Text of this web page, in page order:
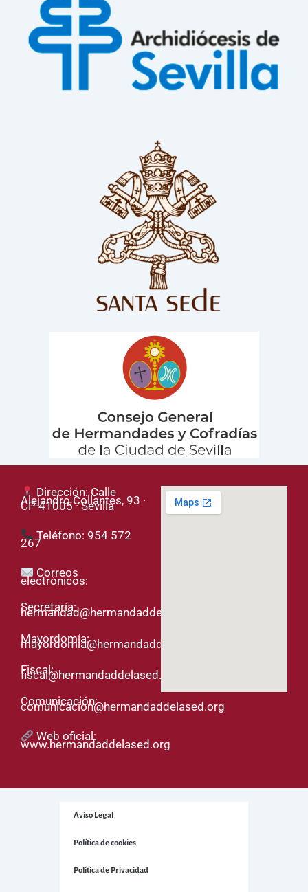
Dirección: Calle
Alejandro Collantes, 93 ·
CP 41005 · Sevilla
Teléfono: 954 572
267
Correos
electrónicos:
Secretaría:
hermandad@hermandaddelased.org
Mayordomía:
mayordomia@hermandaddelased.org
Fiscal:
fiscal@hermandaddelased.org
Comunicación:
comunicacion@hermandaddelased.org
Web oficial:
www.hermandaddelased.org
Aviso Legal
Política de cookies
Política de Privacidad